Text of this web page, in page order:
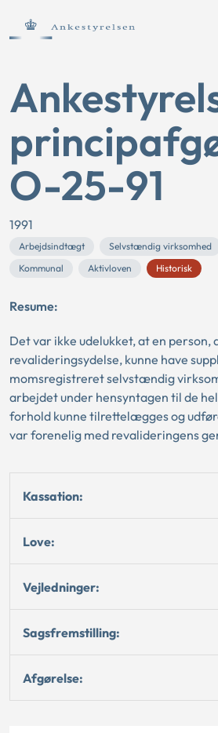
O-25-91
1991
Arbejdsindtægt Selvstændig virksomhed
Kommunal
Aktivloven Historisk
Resume:
Det var ikke udelukket, at en person,
revalideringsydelse, kunne have
momsregistreret selvstændig
arbejdet under hensyntagen til de
forhold kunne tilrettelægges og
var forenelig med revalideringens
Kassation:
Love:
Vejledninger:
Sagsfremstilling:
Afgørelse: